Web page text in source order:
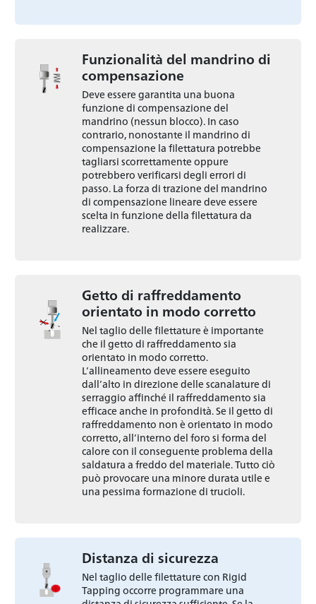
Funzionalità del mandrino di
compensazione
Deve essere garantita una buona
funzione di compensazione del
mandrino (nessun blocco). In caso
contrario, nonostante il mandrino di
compensazione la filettatura potrebbe
tagliarsi scorrettamente oppure
potrebbero verificarsi degli errori di
passo. La forza di trazione del mandrino
di compensazione lineare deve essere
scelta in funzione della filettatura da
realizzare.
Getto di raffreddamento
orientato in modo corretto
Nel taglio delle filettature è importante
che il getto di raffreddamento sia
orientato in modo corretto.
L’allineamento deve essere eseguito
dall’alto in direzione delle scanalature di
serraggio affinché il raffreddamento sia
efficace anche in profondità. Se il getto di
raffreddamento non è orientato in modo
corretto, all’interno del foro si forma del
calore con il conseguente problema della
saldatura a freddo del materiale. Tutto ciò
può provocare una minore durata utile e
una pessima formazione di trucioli.
Distanza di sicurezza
Nel taglio delle filettature con Rigid
Tapping occorre programmare una